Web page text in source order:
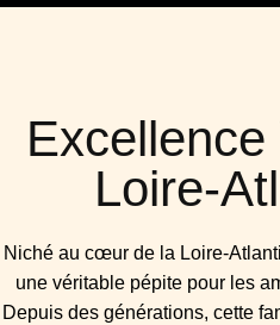
Loire-
Niché au cœur de la Loire-
une véritable pépite pour les
Depuis des générations, cette